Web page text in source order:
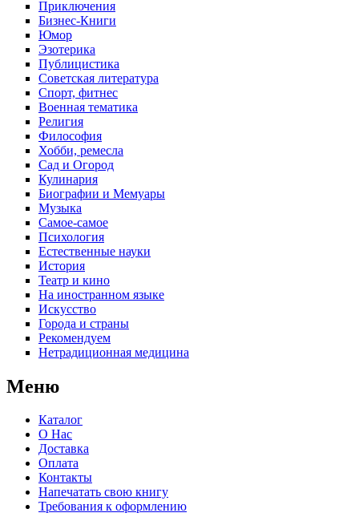
Приключения
Бизнес-Книги
Юмор
Эзотерика
Публицистика
Советская литература
Спорт, фитнес
Военная тематика
Религия
Философия
Хобби, ремесла
Сад и Огород
Кулинария
Биографии и Мемуары
Музыка
Самое-самое
Психология
Естественные науки
История
Театр и кино
На иностранном языке
Искусство
Города и страны
Рекомендуем
Нетрадиционная медицина
Меню
Каталог
О Нас
Доставка
Оплата
Контакты
Напечатать свою книгу
Требования к оформлению